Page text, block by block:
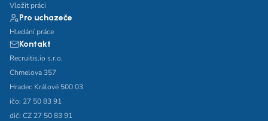
Vložit práci
Pro uchazeče
Hledání práce
Kontakt
Recruitis.io s.r.o.
Chmelova 357
Hradec Králové 500 03
ičo: 27 50 83 91
dič: CZ 27 50 83 91